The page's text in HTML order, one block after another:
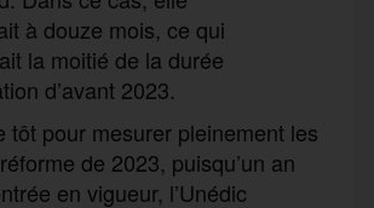
à douze mois, ce qui
la moitié de la durée
d’avant 2023.
tôt pour mesurer pleinement les
de 2023, puisqu’un an
en vigueur, l’Unédic